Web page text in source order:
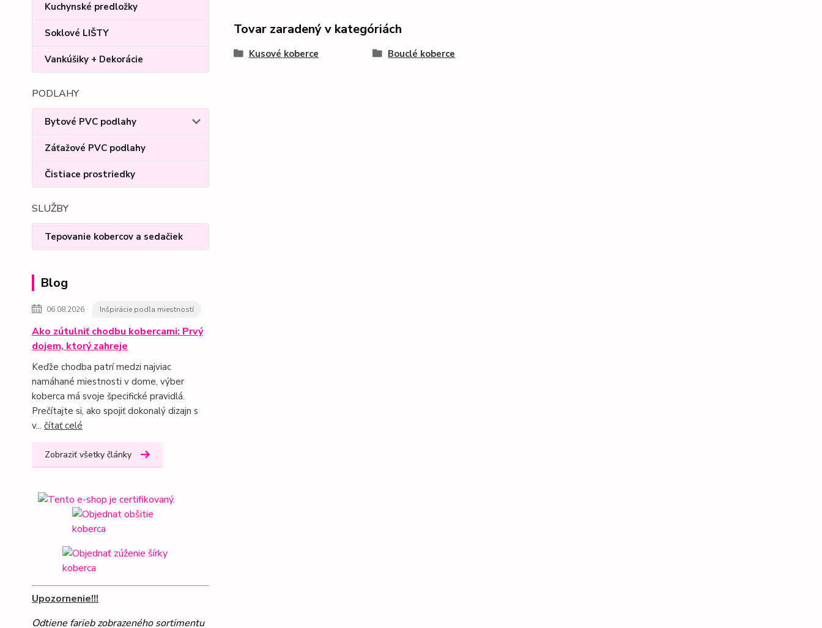
Kuchynské predložky
Soklové LIŠTY
Vankúšiky + Dekorácie
PODLAHY
Bytové PVC podlahy
Záťažové PVC podlahy
Čistiace prostriedky
SLUŽBY
Tepovanie kobercov a sedačiek
Blog
06.08.2026 Inšpirácie podľa miestností
Ako zútulniť chodbu kobercami: Prvý
dojem, ktorý zahreje
Keďže chodba patrí medzi najviac
namáhané miestnosti v dome, výber
koberca má svoje špecifické pravidlá.
Prečítajte si, ako spojiť dokonalý dizajn s
v... čítať celé
Zobraziť všetky články
Upozornenie!!!
Odtiene farieb zobrazeného sortimentu
Tovar zaradený v kategóriách
Kusové koberce Bouclé koberce